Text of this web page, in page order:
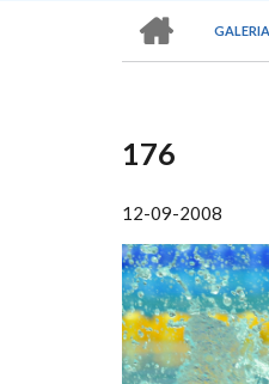
DE
AYUDA
A
LA
GALERIA
176
12-09-2008